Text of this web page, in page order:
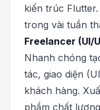
kiến trúc
trong vài tuần
Freelancer (UI/
Nhanh chóng
tác, giao diện
khách hàng.
phẩm chất